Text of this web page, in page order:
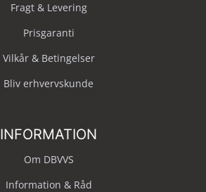
Fragt & Levering
Prisgaranti
Vilkår & Betingelser
Bliv erhvervskunde
INFORMATION
Om DBVVS
Information & Råd